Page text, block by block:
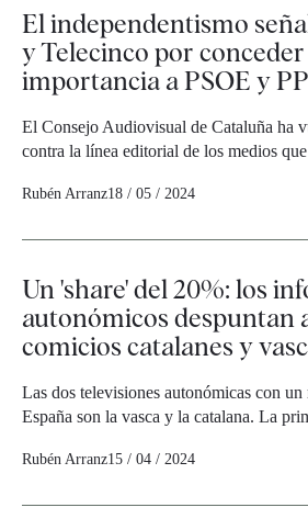
El independentismo
y Telecinco por
importancia a PSOE y PP
El Consejo Audiovisual de Cataluña ha
contra la línea editorial de los medios
Rubén Arranz18 / 05 / 2024
Un 'share' del 20%: los
autonómicos despuntan
comicios catalanes y
Las dos televisiones autonómicas con un
España son la vasca y la catalana. La
Rubén Arranz15 / 04 / 2024